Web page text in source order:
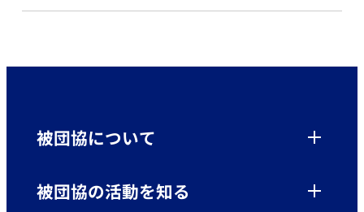
被団協について
被団協の活動を知る